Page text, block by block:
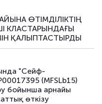
ӨТІМДІЛІКТІҢ
КЛАСТАРЫНДАҒЫ
ҚАЛЫПТАСТЫРДЫ
"Сейф-
(MFSLb15)
бойынша арнайы
өткізу